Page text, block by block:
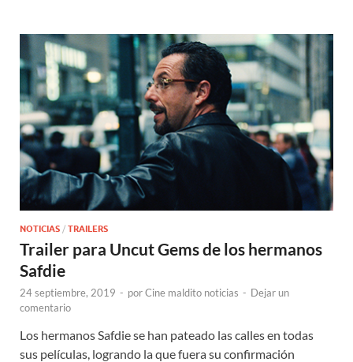
NOTICIAS / TRAILERS
Trailer para Uncut Gems de los hermanos
Safdie
24 septiembre, 2019 - porCine maldito noticias - Dejar un
comentario
Los hermanos Safdie se han pateado las calles en todas
sus películas, logrando la que fuera su confirmación